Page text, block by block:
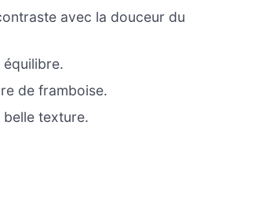
avec la douceur du
équilibre.
de framboise.
belle texture.